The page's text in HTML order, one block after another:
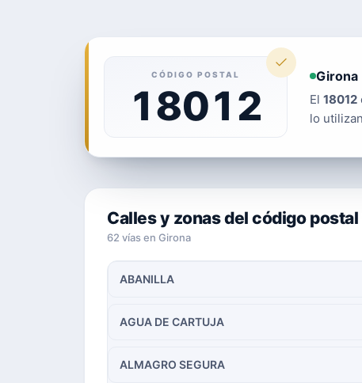
CÓDIGO POSTAL
18012
Girona
El 18012
lo
Calles y zonas del código postal
62 vías en Girona
ABANILLA
AGUA DE CARTUJA
ALMAGRO SEGURA